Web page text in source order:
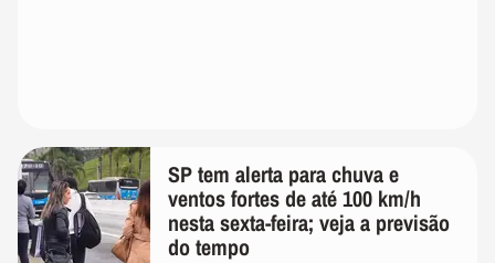
SP tem alerta para chuva e
ventos fortes de até 100 km/h
nesta sexta-feira; veja a previsão
do tempo